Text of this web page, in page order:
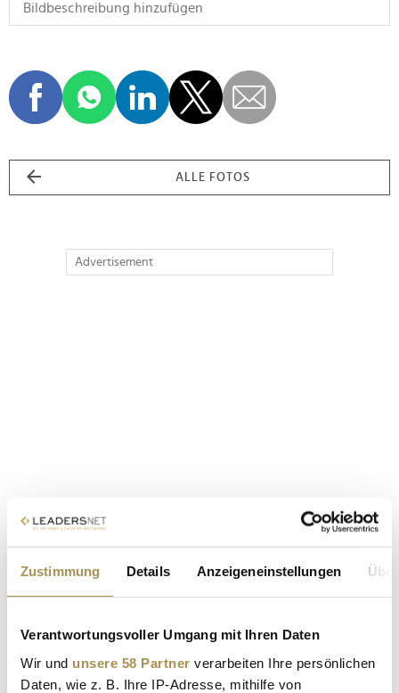
Zustimmung Details Anzeigeneinstellungen
Verantwortungsvoller Umgang mit Ihren Daten
Wir und unsere 58 Partner verarbeiten Ihre persönlichen
Daten, wie z. B. Ihre IP-Adresse, mithilfe von
ALLE FOTOS
Advertisement